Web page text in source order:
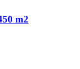
m2